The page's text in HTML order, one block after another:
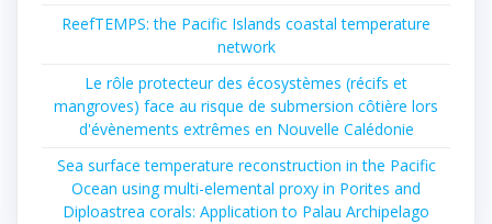
ReefTEMPS: the Pacific Islands coastal temperature
network
Le rôle protecteur des écosystèmes (récifs et
mangroves) face au risque de submersion côtière lors
d'évènements extrêmes en Nouvelle Calédonie
Sea surface temperature reconstruction in the Pacific
Ocean using multi-elemental proxy in Porites and
Diploastrea corals: Application to Palau Archipelago